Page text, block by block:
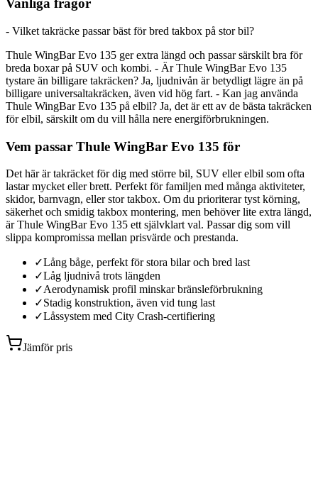
Vanliga frågor
- Vilket takräcke passar bäst för bred takbox på stor bil?
Thule WingBar Evo 135 ger extra längd och passar särskilt bra för
breda boxar på SUV och kombi. - Är Thule WingBar Evo 135
tystare än billigare takräcken? Ja, ljudnivån är betydligt lägre än på
billigare universaltakräcken, även vid hög fart. - Kan jag använda
Thule WingBar Evo 135 på elbil? Ja, det är ett av de bästa takräcken
för elbil, särskilt om du vill hålla nere energiförbrukningen.
Vem passar Thule WingBar Evo 135 för
Det här är takräcket för dig med större bil, SUV eller elbil som ofta
lastar mycket eller brett. Perfekt för familjen med många aktiviteter,
skidor, barnvagn, eller stor takbox. Om du prioriterar tyst körning,
säkerhet och smidig takbox montering, men behöver lite extra längd,
är Thule WingBar Evo 135 ett självklart val. Passar dig som vill
slippa kompromissa mellan prisvärde och prestanda.
✓Lång båge, perfekt för stora bilar och bred last
✓Låg ljudnivå trots längden
✓Aerodynamisk profil minskar bränsleförbrukning
✓Stadig konstruktion, även vid tung last
✓Låssystem med City Crash-certifiering
Jämför pris